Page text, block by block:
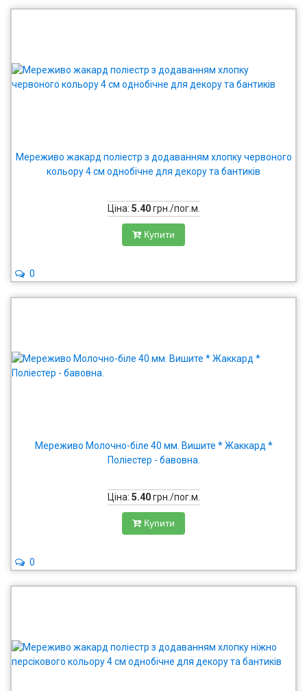
Мереживо жакард поліестр з додаванням хлопку червоного
кольору 4 см однобічне для декору та бантиків
Ціна: 5.40грн./пог.м.
Купити
0
Мереживо Молочно-біле 40 мм. Вишите * Жаккард *
Поліестер - бавовна.
Ціна: 5.40грн./пог.м.
Купити
0